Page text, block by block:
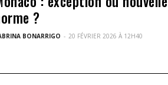
?
BONARRIGO - 20 FÉVRIER 2026 À 12H40